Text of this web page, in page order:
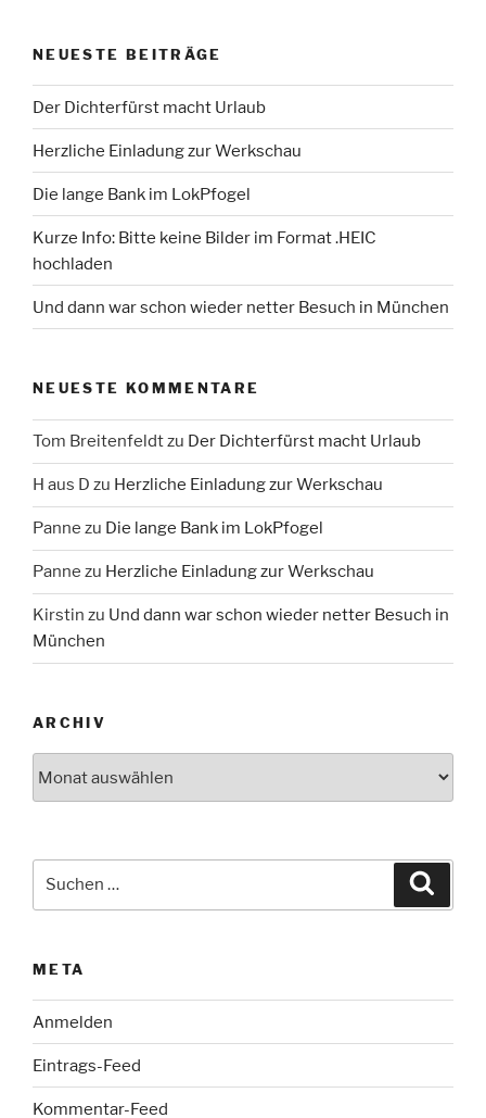
NEUESTE BEITRÄGE
Der Dichterfürst macht Urlaub
Herzliche Einladung zur Werkschau
Die lange Bank im LokPfogel
Kurze Info: Bitte keine Bilder im Format .HEIC
hochladen
Und dann war schon wieder netter Besuch in München
NEUESTE KOMMENTARE
Tom Breitenfeldtzu Der Dichterfürst macht Urlaub
H aus D zu Herzliche Einladung zur Werkschau
Panne zu Die lange Bank im LokPfogel
Panne zu Herzliche Einladung zur Werkschau
Kirstin zu Und dann war schon wieder netter Besuch in
München
ARCHIV
META
Anmelden
Eintrags-Feed
Kommentar-Feed